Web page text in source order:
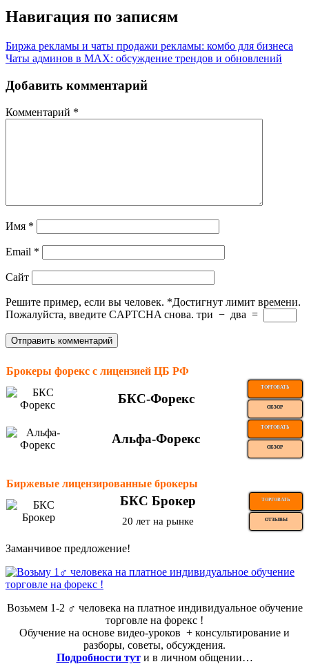
Навигация по записям
Биржа рекламы и чаты продажи рекламы: комбо для бизнеса
Чаты админов в MAX: обсуждение трендов и обновлений
Добавить комментарий
Комментарий *
Имя *
Email *
Сайт
Решите пример, если вы человек. *Достигнут лимит времени.
Пожалуйста, введите CAPTCHA снова. три − два =
Брокеры форекс с лицензией ЦБ РФ
БКС-Форекс
ТОРГОВАТЬ
ОБЗОР
Альфа-Форекс
ТОРГОВАТЬ
ОБЗОР
Биржевые лицензированные брокеры
БКС Брокер ТОРГОВАТЬ
20 лет на рынке ОТЗЫВЫ
Заманчивое предложение!
Возьмем 1-2 ‍♂️ человека на платное индивидуальное обучение
торговле на форекс !
Обучение на основе видео-уроков ️ + консультирование и
разборы, советы, обсуждения.
Подробности тут и в личном общении…